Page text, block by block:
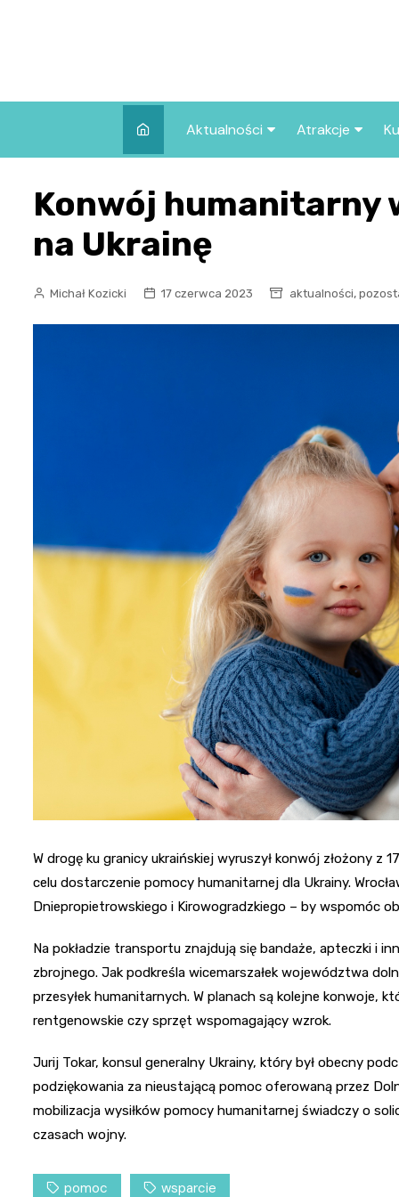
Aktualności
Wszystkie wpisy
Atrakcje
we Wrocławiu
Konwój humanitarny
na Ukrainę
Michał Kozicki 17 czerwca 2023 aktualności,
W drogę ku granicy ukraińskiej wyruszył konwój złożony z
celu dostarczenie pomocy humanitarnej dla Ukrainy.
Dniepropietrowskiego i Kirowogradzkiego – by wspomóc
Na pokładzie transportu znajdują się bandaże, apteczki i
zbrojnego. Jak podkreśla wicemarszałek województwa
przesyłek humanitarnych. W planach są kolejne konwoje,
rentgenowskie czy sprzęt wspomagający wzrok.
Jurij Tokar, konsul generalny Ukrainy, który był obecny
podziękowania za nieustającą pomoc oferowaną przez
mobilizacja wysiłków pomocy humanitarnej świadczy o
czasach wojny.
pomoc wsparcie